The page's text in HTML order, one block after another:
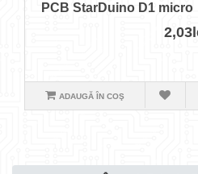
PCB StarDuino D1 micro
ADAUGĂ ÎN COŞ